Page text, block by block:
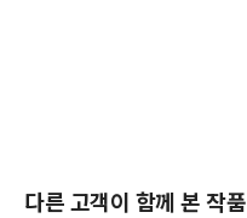
다른 고객이 함께 본 작품